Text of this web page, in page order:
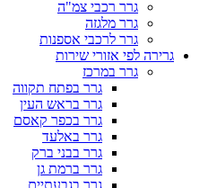
גרר רכבי צמ"ה
גרר מלגזה
גרר לרכבי אספנות
גרירה לפי אזורי שירות
גרר במרכז
גרר בפתח תקווה
גרר בראש העין
גרר בכפר קאסם
גרר באלעד
גרר בבני ברק
גרר ברמת גן
גרר בגבעתיים